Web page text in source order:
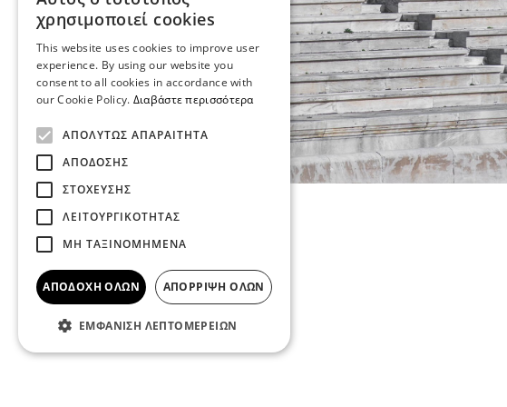
χρησιμοποιεί cookies
This website uses cookies to improve user
experience. By using our website you
consent to all cookies in accordance with
our Cookie Policy. Διαβάστε περισσότερα
ΑΠΟΛΎΤΩΣ ΑΠΑΡΑΊΤΗΤΑ
ΑΠΌΔΟΣΗΣ
ΣΤΌΧΕΥΣΗΣ
ΛΕΙΤΟΥΡΓΙΚΌΤΗΤΑΣ
ΜΗ ΤΑΞΙΝΟΜΗΜΈΝΑ
ΑΠΟΔΟΧΉ ΌΛΩΝ ΑΠΌΡΡΙΨΗ ΌΛΩΝ
ΕΜΦΆΝΙΣΗ ΛΕΠΤΟΜΕΡΕΙΏΝ